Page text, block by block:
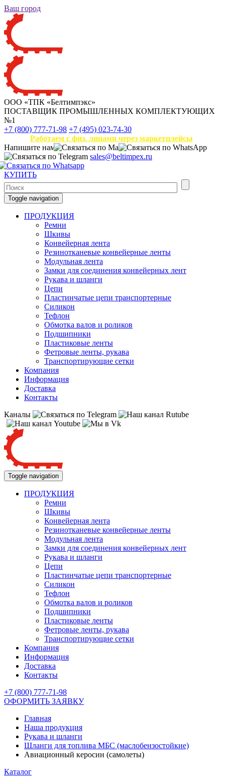
Ваш город
ООО «ТПК «Белтимпэкс»
ПОСТАВЩИК ПРОМЫШЛЕННЫХ КОМПЛЕКТУЮЩИХ
№1
+7 (800) 777-71-98 +7 (495) 023-74-30
Работаем с физ. лицами через маркетплейсы
Напишите нам
sales@beltimpex.ru
КУПИТЬ
Toggle navigation
ПРОДУКЦИЯ
Ремни
Шкивы
Конвейерная лента
Резинотканевые конвейерные ленты
Модульная лента
Замки для соединения конвейерных лент
Рукава и шланги
Цепи
Пластинчатые цепи транспортерные
Силикон
Тефлон
Обмотка валов и роликов
Подшипники
Пластиковые ленты
Фетровые ленты, рукава
Транспортирующие сетки
Компания
Информация
Доставка
Контакты
Каналы
Toggle navigation
ПРОДУКЦИЯ
Ремни
Шкивы
Конвейерная лента
Резинотканевые конвейерные ленты
Модульная лента
Замки для соединения конвейерных лент
Рукава и шланги
Цепи
Пластинчатые цепи транспортерные
Силикон
Тефлон
Обмотка валов и роликов
Подшипники
Пластиковые ленты
Фетровые ленты, рукава
Транспортирующие сетки
Компания
Информация
Доставка
Контакты
+7 (800) 777-71-98
ОФОРМИТЬ ЗАЯВКУ
Главная
Наша продукция
Рукава и шланги
Шланги для топлива МБС (маслобензостойкие)
Авиационный керосин (самолеты)
Каталог